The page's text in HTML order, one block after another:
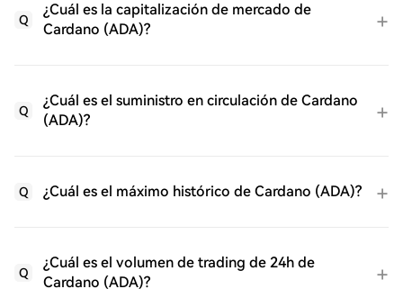
Q
¿Cuál es la capitalización de mercado de
Cardano (ADA)?
Q
¿Cuál es el suministro en circulación de Cardano
(ADA)?
Q ¿Cuál es el máximo histórico de Cardano (ADA)?
Q
¿Cuál es el volumen de trading de 24h de
Cardano (ADA)?